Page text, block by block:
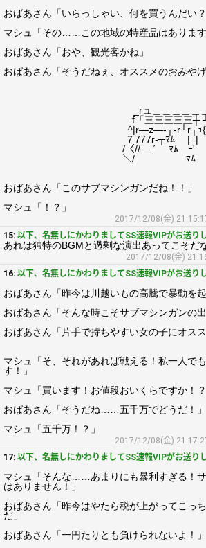
おばあさん「いらっしゃい、何を買うんだい？
マシュ「その……この地域の特産品はあります
おばあさん「おや、観光客かね」
おばあさん「そうだねぇ、オススメのおみや
_rュ＿＿＿＿＿＿
f「三三三三三┼
^|r―z―‐┬‐r┴r┬ｭ{
７777r‐┬ﾏﾑ |=|
/〈//― ´ ﾏﾑ ｰ'
＼/ ﾏﾑ
ﾏ_
おばあさん「このサブマシンガンだね！！」
マシュ「！？」
2017/12/08(金)
15: 以下、名無しにかわりましてSS速報VIPがお送り
あれは独特のBGMと過剰な演出あってこそだ
2017/12/08(金)
16: 以下、名無しにかわりましてSS速報VIPがお送り
おばあさん「昨今は川越いもの高騰で暴動を
おばあさん「そんな時こそサブマシンガンの出
おばあさん「片手で持ちやすい女の子にオス
マシュ「そ、それがあれば戦える！私一人で
す！」
マシュ「買います！お値段おいくらですか！？
おばあさん「そうだね……五千万でどうだ！」
マシュ「五千万！？」
2017/12/08(金)
17: 以下、名無しにかわりましてSS速報VIPがお送り
マシュ「そんな……あまりにも暴利すぎる！
はありません！」
おばあさん「昨今はやたら税が上がってこっ
だ」
おばあさん「一円たりとも負けられないよ！」